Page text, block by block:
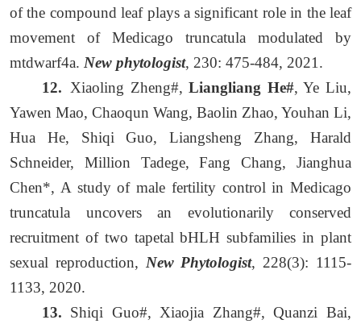
of the compound leaf plays a significant role in the leaf
movement of Medicago truncatula modulated by
mtdwarf4a. New phytologist, 230: 475-484, 2021.
12. Xiaoling Zheng#,Liangliang He#, Ye Liu,
Yawen Mao, Chaoqun Wang, Baolin Zhao, Youhan Li,
Hua He, Shiqi Guo, Liangsheng Zhang, Harald
Schneider, Million Tadege, Fang Chang, Jianghua
Chen*, A study of male fertility control in Medicago
truncatula uncovers an evolutionarily conserved
recruitment of two tapetal bHLH subfamilies in plant
sexual reproduction, New Phytologist, 228(3): 1115-
1133, 2020.
13. Shiqi Guo#, Xiaojia Zhang#, Quanzi Bai,